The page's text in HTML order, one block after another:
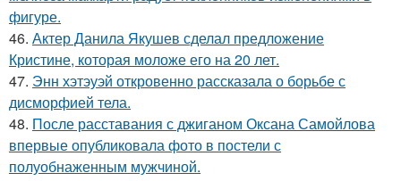
фигуре.
46. Актер Данила Якушев сделал предложение
Кристине, которая моложе его на 20 лет.
47. Энн хэтэуэй откровенно рассказала о борьбе с
дисморфией тела.
48. После расставания с джиганом Оксана Самойлова
впервые опубликовала фото в постели с
полуобнаженным мужчиной.